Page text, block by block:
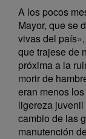
A los pocos
Mayor, que se
vivas del
que trajese de
próxima a la
morir de
eran menos
ligereza
cambio de las
manutención